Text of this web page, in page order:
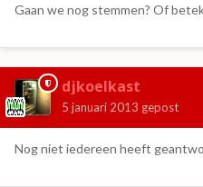
Gaan we nog stemmen? Of
djkoelkast
5 januari 2013 gepost
Nog niet iedereen heeft